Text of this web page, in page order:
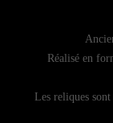
Réalisé en
Les reliques